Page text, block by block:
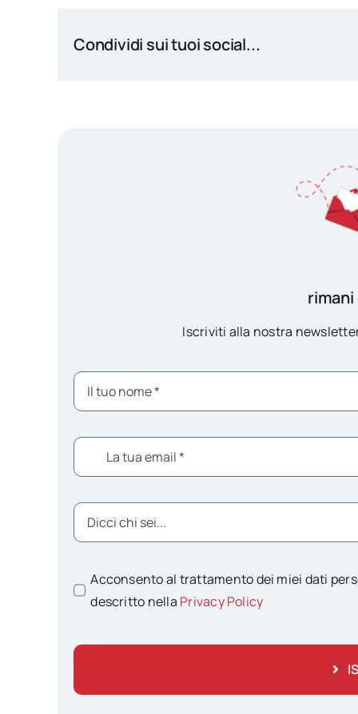
Condividi sui tuoi social...
Iscriviti alla nostra
Acconsento al trattamento dei miei dati
descritto nella Privacy Policy